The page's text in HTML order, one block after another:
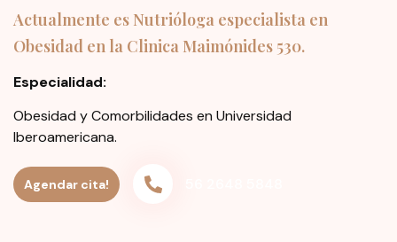
Actualmente es Nutrióloga especialista en
Obesidad en la Clinica Maimónides 530.
Especialidad:
Obesidad y Comorbilidades en Universidad
Iberoamericana.
Agendar cita!